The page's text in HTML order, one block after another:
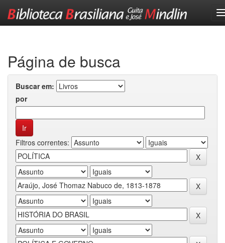
Página de busca
Buscar em:
por
Filtros correntes: